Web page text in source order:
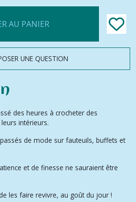
AU PANIER
UNE QUESTION
des heures à crocheter des
intérieurs.
de mode sur fauteuils, buffets et
et de finesse ne sauraient être
les faire revivre, au goût du jour !